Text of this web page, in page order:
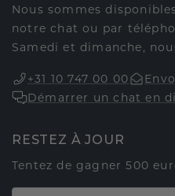
Nous sommes
notre chat ou par
Samedi et dimanche,
+31 10 747 00 00
Démarrer un chat en
RESTEZ À JOUR
Tentez de gagner 500